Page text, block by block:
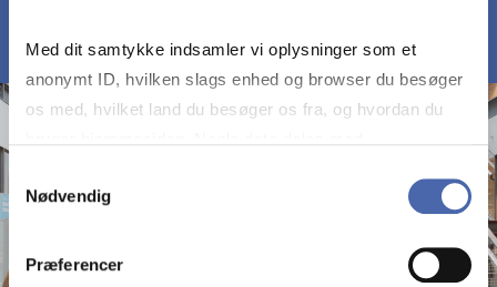
Med dit samtykke indsamler vi oplysninger som et
anonymt ID, hvilken slags enhed og browser du besøger
os med, hvilket land du besøger os fra, og hvordan du
markedsføring. Du bestemmer selv - og kan altid trække
Nødvendig
Præferencer